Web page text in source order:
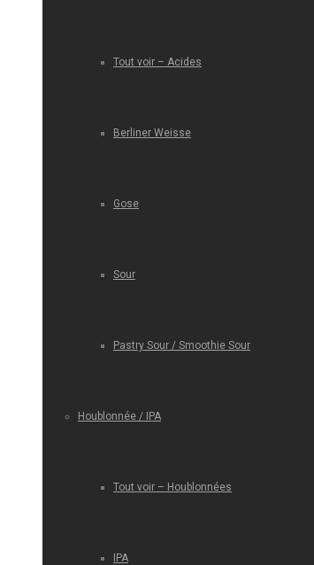
Tout voir – Acides
Berliner Weisse
Gose
Sour
Pastry Sour / Smoothie Sour
Houblonnée / IPA
Tout voir – Houblonnées
IPA